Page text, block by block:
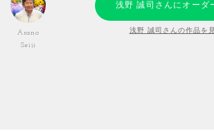
Asano
Seiji
浅野 誠司さんにオーダ
浅野 誠司さんの作品を